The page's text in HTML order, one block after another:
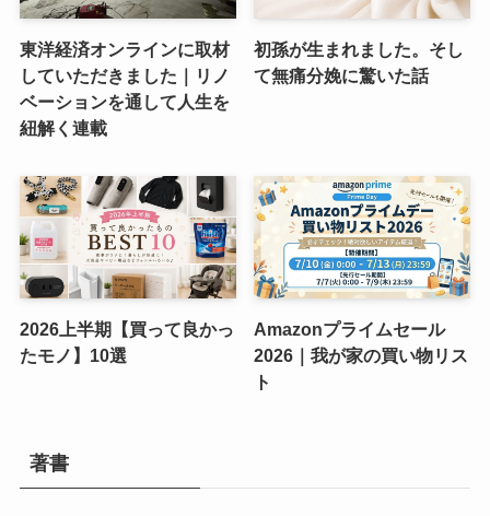
東洋経済オンラインに取材
していただきました｜リノ
ベーションを通して人生を
紐解く連載
初孫が生まれました。そし
て無痛分娩に驚いた話
2026上半期【買って良かっ
たモノ】10選
Amazonプライムセール
2026｜我が家の買い物リス
ト
著書